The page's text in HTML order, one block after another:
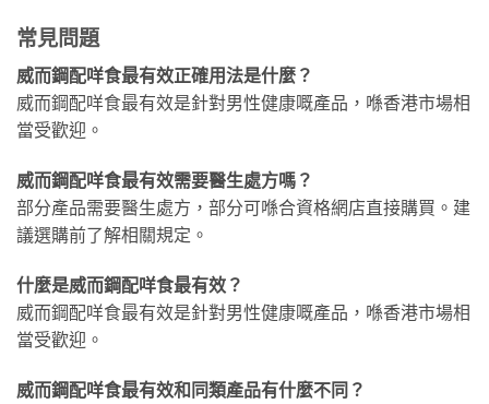
常見問題
威而鋼配咩食最有效正確用法是什麼？
威而鋼配咩食最有效是針對男性健康嘅產品，喺香港市場相
當受歡迎。
威而鋼配咩食最有效需要醫生處方嗎？
部分產品需要醫生處方，部分可喺合資格網店直接購買。建
議選購前了解相關規定。
什麼是威而鋼配咩食最有效？
威而鋼配咩食最有效是針對男性健康嘅產品，喺香港市場相
當受歡迎。
威而鋼配咩食最有效和同類產品有什麼不同？